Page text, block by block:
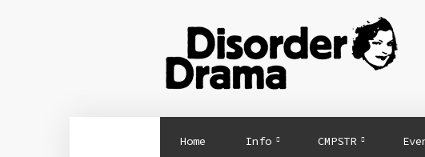
Home Info CMPSTR